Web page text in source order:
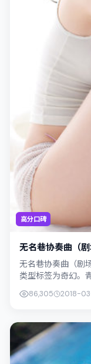
高分口碑
无名巷协奏曲（剧
无名巷协奏曲（剧
类型标签为奇幻。
86,305 2018-